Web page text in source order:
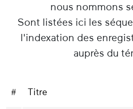
nous nommons
Sont listées ici les
l'indexation des
auprès du
# Titre